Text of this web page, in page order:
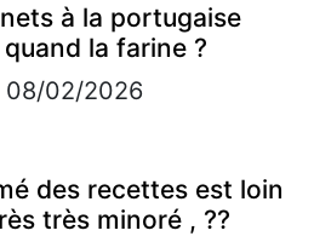
à la portugaise
la farine ?
08/02/2026
des recettes est loin
très minoré , ??